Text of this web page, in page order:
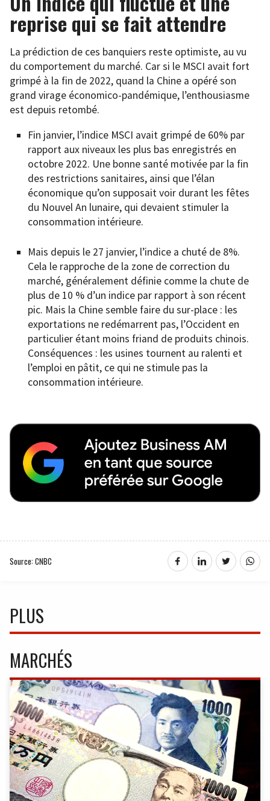
reprise qui se fait attendre
La prédiction de ces banquiers reste optimiste, au vu
du comportement du marché. Car si le MSCI avait fort
grimpé à la fin de 2022, quand la Chine a opéré son
grand virage économico-pandémique, l’enthousiasme
est depuis retombé.
Fin janvier, l’indice MSCI avait grimpé de 60% par
rapport aux niveaux les plus bas enregistrés en
octobre 2022. Une bonne santé motivée par la fin
des restrictions sanitaires, ainsi que l’élan
économique qu’on supposait voir durant les fêtes
du Nouvel An lunaire, qui devaient stimuler la
consommation intérieure.
Mais depuis le 27 janvier, l’indice a chuté de 8%.
Cela le rapproche de la zone de correction du
marché, généralement définie comme la chute de
plus de 10 % d’un indice par rapport à son récent
pic. Mais la Chine semble faire du sur-place : les
exportations ne redémarrent pas, l’Occident en
particulier étant moins friand de produits chinois.
Conséquences : les usines tournent au ralenti et
l’emploi en pâtit, ce qui ne stimule pas la
consommation intérieure.
Source: CNBC
PLUS
MARCHÉS